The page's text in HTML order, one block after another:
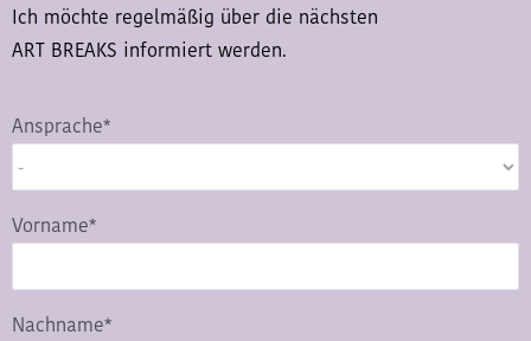
Ich möchte regelmäßig über die nächsten
ART BREAKS informiert werden.
Ansprache*
Vorname*
Nachname*